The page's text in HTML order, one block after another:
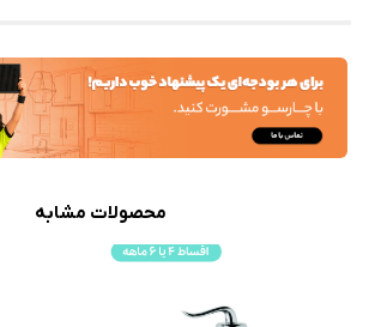
محصولات مشابه